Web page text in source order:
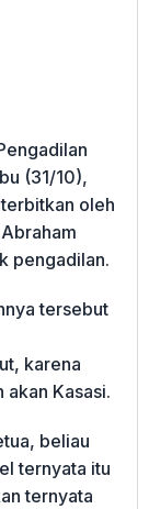
(31/10),
oleh
pengadilan.
tersebut
karena
Kasasi.
beliau
ternyata itu
ternyata